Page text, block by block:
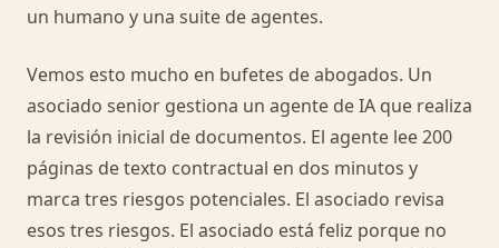
un humano y una suite de agentes.
Vemos esto mucho en bufetes de abogados. Un
asociado senior gestiona un agente de IA que realiza
la revisión inicial de documentos. El agente lee 200
páginas de texto contractual en dos minutos y
marca tres riesgos potenciales. El asociado revisa
esos tres riesgos. El asociado está feliz porque no